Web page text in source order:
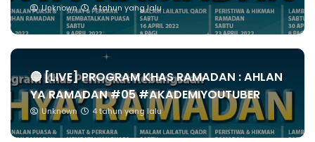
Unknown 4 tahun yang lalu
🔴 [LIVE] PROGRAM KHAS RAMADAN : AHLAN
YA RAMADAN #05 #AKADEMIYOUTUBER
Unknown 4 tahun yang lalu